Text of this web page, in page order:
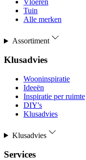
Vloeren
Tuin
Alle merken
Assortiment
Klusadvies
Wooninspiratie
Ideeën
Inspiratie per ruimte
DIY's
Klusadvies
Klusadvies
Services